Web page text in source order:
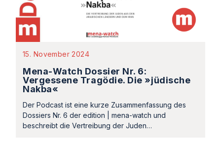
15. November 2024
Mena-Watch Dossier Nr. 6:
Vergessene Tragödie. Die »jüdische
Nakba«
Der Podcast ist eine kurze Zusammenfassung des
Dossiers Nr. 6 der edition | mena-watch und
beschreibt die Vertreibung der Juden…